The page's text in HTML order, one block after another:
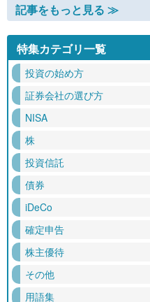
記事をもっと見る ≫
特集カテゴリ一覧
投資の始め方
証券会社の選び方
NISA
株
投資信託
債券
iDeCo
確定申告
株主優待
その他
用語集